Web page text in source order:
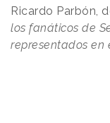
Ricardo Parbón,
los fanáticos de
representados en